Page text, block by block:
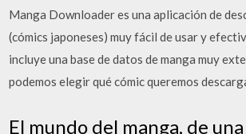
Manga Downloader es una aplicación de
(cómics japoneses) muy fácil de usar y
incluye una base de datos de manga muy
podemos elegir qué cómic queremos
El mundo del manga, de